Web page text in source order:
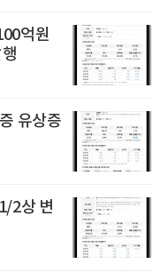
억원
유상증
2상 변